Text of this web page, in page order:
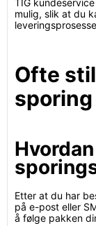
TIG
mulig, slik at du
Ofte
sporing
Etter at du har
på e-post eller
å følge pakken